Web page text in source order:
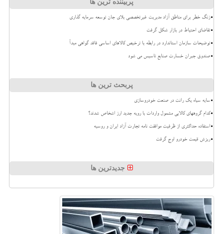
پربیننده ترین ها
زنگ خطر برای مناطق آزاد مدیریت غیرتخصصی بلای جان توسعه سرمایه گذاری
تقاضای احتیاط در بازار شکل گرفت
توضیحات سازمان استاندارد در رابطه با ترخیص کالاهای اساسی فاقد گواهی مبدأ
صندوق جبران خسارت صنایع تاسیس می شود
پربحث ترین ها
سایه سیاه یک رانت در صنعت خودروسازی
کدام گروههای کالایی مشمول واردات با رویه جدید ارز اشخاص شدند؟
استفاده حداکثری از ظرفیت موافقت نامه تجارت آزاد ایران و روسیه
ریزش قیمت خودرو اوج گرفت
جدیدترین ها